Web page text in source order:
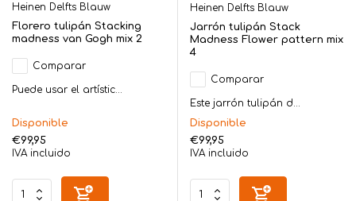
Heinen Delfts Blauw
Florero tulipán Stacking
madness van Gogh mix 2
Comparar
Puede usar el artístic...
Disponible
€99,95
IVA incluido
Heinen Delfts Blauw
Jarrón tulipán Stack
Madness Flower pattern mix
4
Comparar
Este jarrón tulipán d...
Disponible
€99,95
IVA incluido